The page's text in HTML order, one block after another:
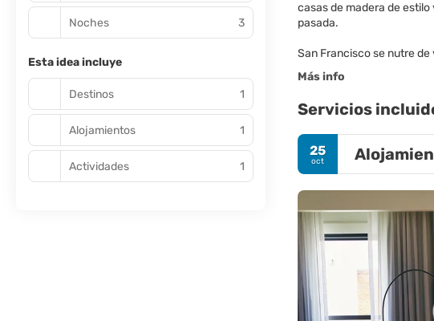
casas de madera de
pasada.
San Francisco se nutre
Más info
Servicios
25
oct
Noches 3
Esta idea incluye
Destinos 1
Alojamientos 1
Actividades 1